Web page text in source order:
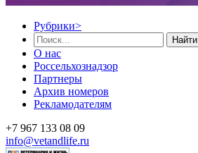
Рубрики>
Найти
О нас
Россельхознадзор
Партнеры
Архив номеров
Рекламодателям
+7 967 133 08 09
info@vetandlife.ru